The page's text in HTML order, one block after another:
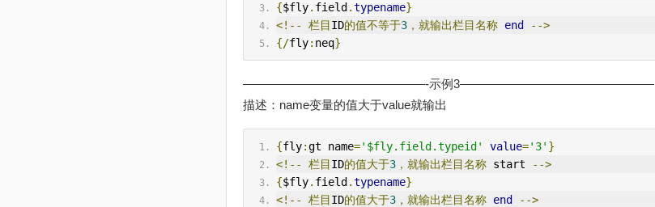
{$fly. field .typename}
<!--
栏目 ID的值不等于3，就输出栏目名称 end
-->
{/fly: neq}
———————————————-示例3————————————————
描述：name变量的值大于value就输出
{fly:gt name='$fly.field.typeid' value='3' }
<!--
栏目 ID的值大于3，就输出栏目名称 start
-->
{$fly. field .typename}
<!--
栏目 ID的值大于3，就输出栏目名称 end
-->